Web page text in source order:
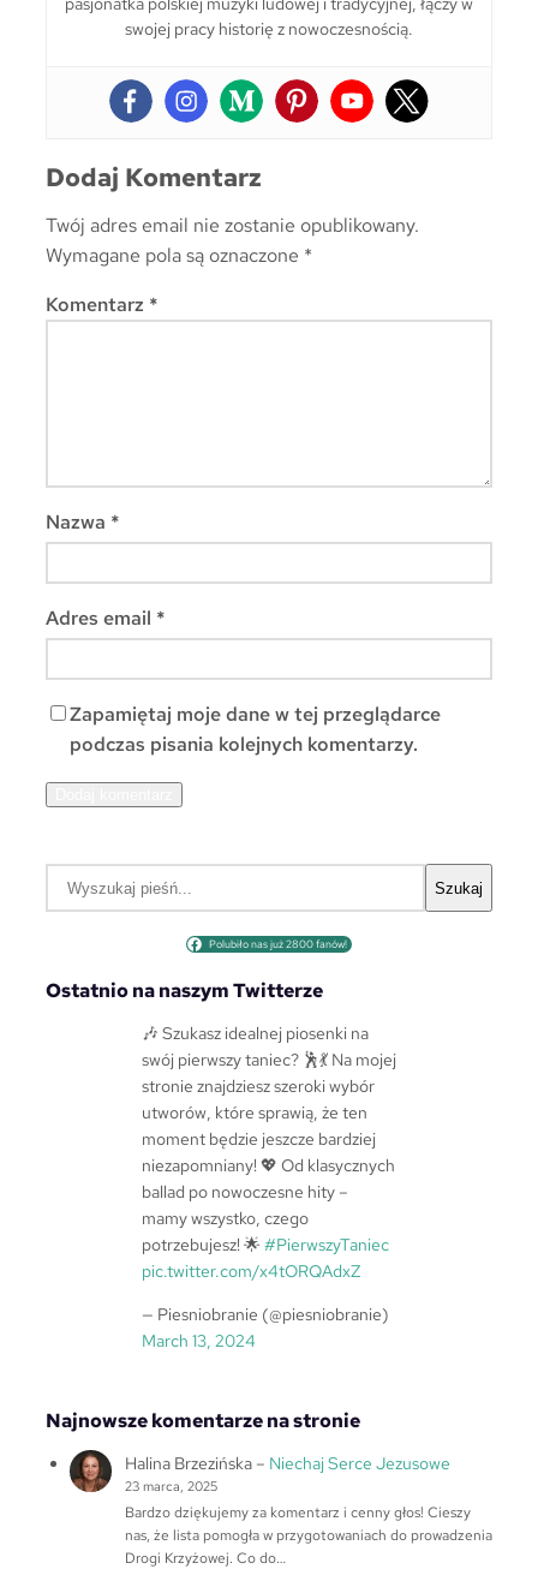
swojej pracy historię z nowoczesnością.
Dodaj Komentarz
Twój adres email nie zostanie opublikowany.
Wymagane pola są oznaczone *
Komentarz *
Nazwa *
Adres email *
Zapamiętaj moje dane w tej przeglądarce
podczas pisania kolejnych komentarzy.
a
Szukaj
Polubiło nas już 2800 fanów!
Ostatnio na naszym Twitterze
🎶 Szukasz idealnej piosenki na
swój pierwszy taniec? 🕺💃 Na mojej
stronie znajdziesz szeroki wybór
utworów, które sprawią, że ten
moment będzie jeszcze bardziej
niezapomniany! 💖 Od klasycznych
ballad po nowoczesne hity –
mamy wszystko, czego
potrzebujesz! 🌟 #PierwszyTaniec
pic.twitter.com/x4tORQAdxZ
— Piesniobranie (@piesniobranie)
March 13, 2024
Najnowsze komentarze na stronie
Halina Brzezińska– Niechaj Serce Jezusowe
23 marca, 2025
Bardzo dziękujemy za komentarz i cenny głos! Cieszy
nas, że lista pomogła w przygotowaniach do prowadzenia
Drogi Krzyżowej. Co do…